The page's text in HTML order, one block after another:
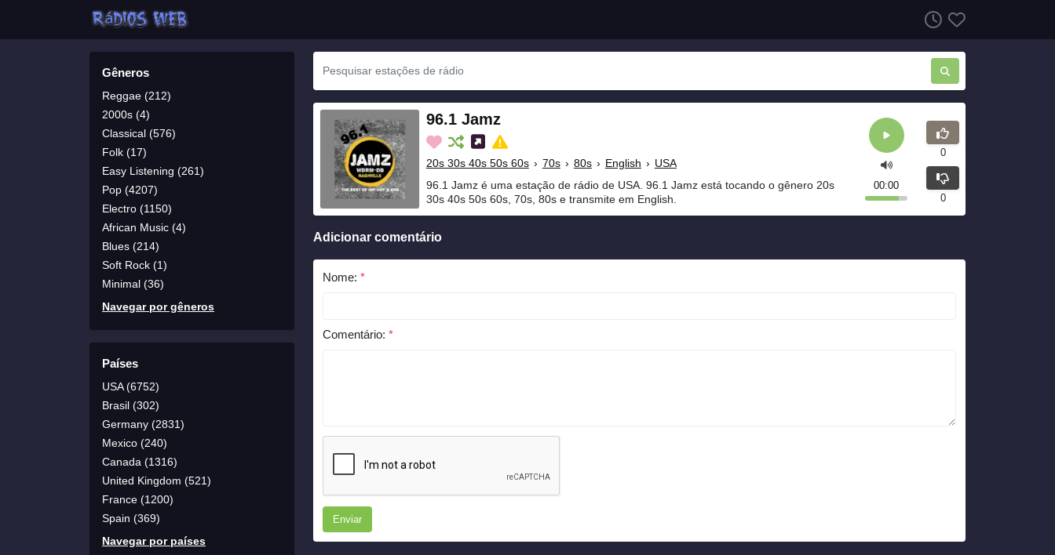
Gêneros
Reggae (212)
2000s (4)
Classical (576)
Folk (17)
Easy Listening (261)
Pop (4207)
Electro (1150)
African Music (4)
Blues (214)
Soft Rock (1)
Minimal (36)
Navegar por gêneros
Países
USA (6752)
Brasil (302)
Germany (2831)
Mexico (240)
Canada (1316)
United Kingdom (521)
France (1200)
Spain (369)
Navegar por países
96.1 Jamz
20s 30s 40s 50s 60s › 70s › 80s › English › USA
96.1 Jamz é uma estação de rádio de USA. 96.1 Jamz está tocando o gênero 20s
30s 40s 50s 60s, 70s, 80s e transmite em English.
00:00
0
0
Adicionar comentário
Nome: *
Comentário: *
Enviar